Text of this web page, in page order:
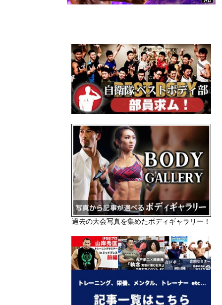
過去の大会写真を集めたボディギャラリー！